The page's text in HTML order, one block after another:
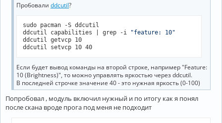
Пробовали ddcutil?
sudo pacman -S ddcutil
ddcutil capabilities | grep -i
"feature: 10"
ddcutil getvcp 10
Если будет вывод команды на второй строке, например "Feature:
10 (Brightness)", то можно управлять яркостью через ddcutil.
В последней строчке значение 40 - это нужная яркость (0-100)
Попробовал , модуль включил нужный и по итогу как я понял
после скана вроде прога под меня не подходит